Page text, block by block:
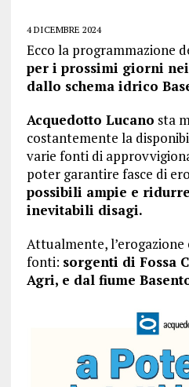
4 DICEMBRE 2024
Ecco la programmazione
per i prossimi giorni
dallo schema idrico
Acquedotto Lucano sta
costantemente la
varie fonti di
poter garantire fasce di
possibili ampie e
inevitabili disagi.
Attualmente, l’erogazione
fonti: sorgenti di Fossa
Agri, e dal fiume